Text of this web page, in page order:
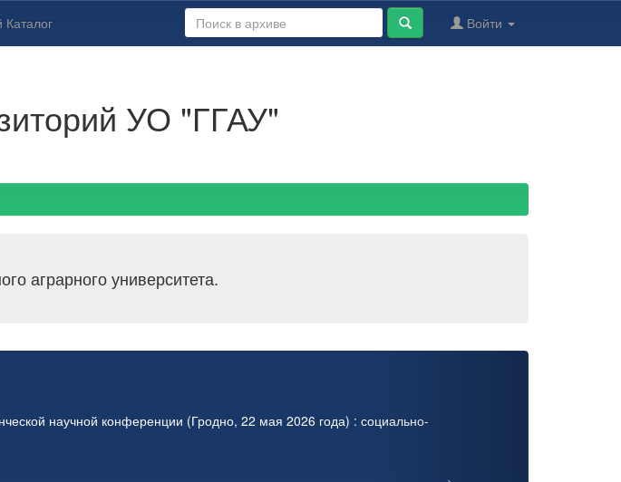
Войти
УО "ГГАУ"
аграрного университета.
научной конференции (Гродно, 22 мая 2026 года) : социально-